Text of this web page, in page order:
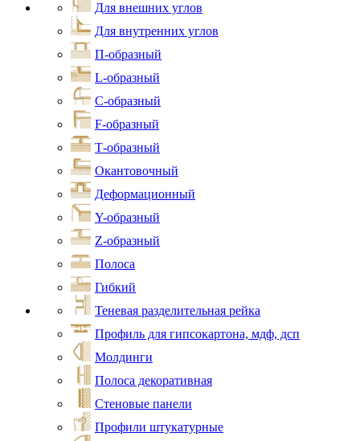
Для внешних углов
Для внутренних углов
П-образный
L-образный
С-образный
F-образный
Т-образный
Окантовочный
Деформационный
Y-образный
Z-образный
Полоса
Гибкий
Теневая разделительная рейка
Профиль для гипсокартона, мдф, дсп
Молдинги
Полоса декоративная
Стеновые панели
Профили штукатурные